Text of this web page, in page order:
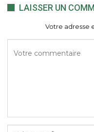
LAISSER UN
Votre adresse